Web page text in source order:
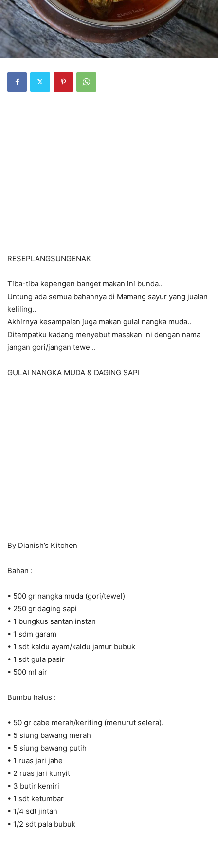
RESEPLANGSUNGENAK
Tiba-tiba kepengen banget makan ini bunda..
Untung ada semua bahannya di Mamang sayur yang jualan
keliling..
Akhirnya kesampaian juga makan gulai nangka muda..
Ditempatku kadang menyebut masakan ini dengan nama
jangan gori/jangan tewel..
GULAI NANGKA MUDA & DAGING SAPI
By Dianish’s Kitchen
Bahan :
• 500 gr nangka muda (gori/tewel)
• 250 gr daging sapi
• 1 bungkus santan instan
• 1 sdm garam
• 1 sdt kaldu ayam/kaldu jamur bubuk
• 1 sdt gula pasir
• 500 ml air
Bumbu halus :
• 50 gr cabe merah/keriting (menurut selera).
• 5 siung bawang merah
• 5 siung bawang putih
• 1 ruas jari jahe
• 2 ruas jari kunyit
• 3 butir kemiri
• 1 sdt ketumbar
• 1/4 sdt jintan
• 1/2 sdt pala bubuk